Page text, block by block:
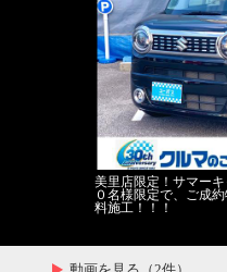
美里店限定！サマー
０名様限定で、ご成
料施工！！！